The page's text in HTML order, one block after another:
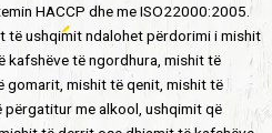
HACCP dhe me ISO22000:2005.
të ushqimit ndalohet përdorimi i mishit
kafshëve të ngordhura, mishit të
gomarit, mishit të qenit, mishit të
me alkool, ushqimit që